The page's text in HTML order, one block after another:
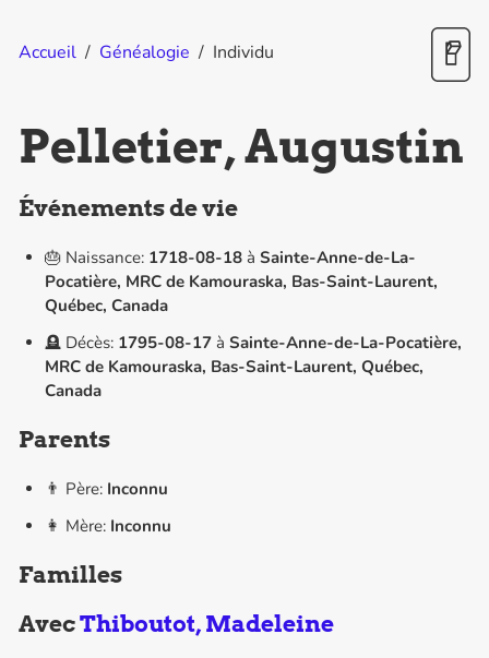
Accueil / Généalogie / Individu
Pelletier, Augustin
Événements de vie
🎂 Naissance: 1718-08-18à Sainte-Anne-de-La-
Pocatière, MRC de Kamouraska, Bas-Saint-Laurent,
Québec, Canada
🪦 Décès: 1795-08-17à Sainte-Anne-de-La-Pocatière,
MRC de Kamouraska, Bas-Saint-Laurent, Québec,
Canada
Parents
👨 Père: Inconnu
👩 Mère: Inconnu
Familles
AvecThiboutot, Madeleine